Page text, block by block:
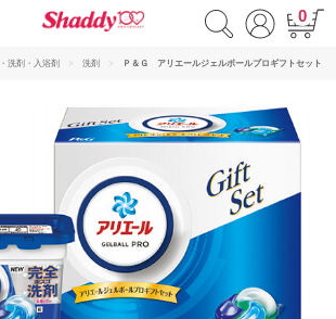
0
洗剤・入浴剤 洗剤 Ｐ＆Ｇ アリエールジェルボールプロギフトセット